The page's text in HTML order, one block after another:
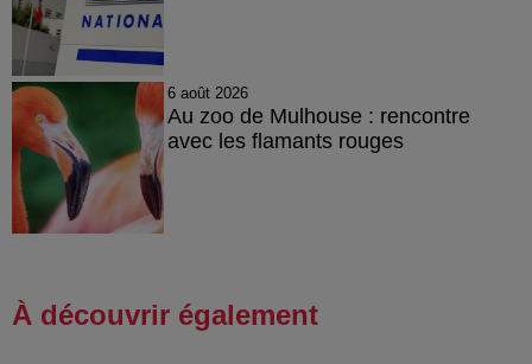
6 août 2026
Au zoo de Mulhouse : rencontre
avec les flamants rouges
À découvrir également